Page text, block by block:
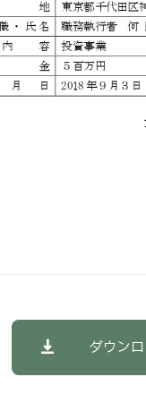
ダウン